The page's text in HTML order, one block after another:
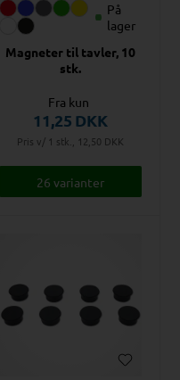
På
lager
Magneter til tavler, 10
stk.
Fra kun
11,25 DKK
Pris v/ 1 stk., 12,50 DKK
26 varianter